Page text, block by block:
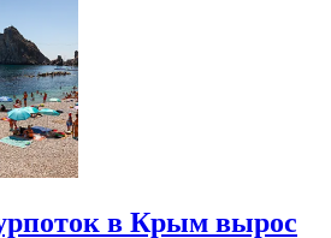
в Крым вырос